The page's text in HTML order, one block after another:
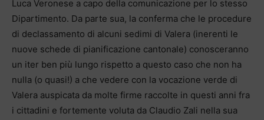
Luca Veronese a capo della comunicazione per lo stesso
Dipartimento. Da parte sua, la conferma che le procedure
di declassamento di alcuni sedimi di Valera (inerenti le
nuove schede di pianificazione cantonale) conosceranno
un iter ben più lungo rispetto a questo caso che non ha
nulla (o quasi!) a che vedere con la vocazione verde di
Valera auspicata da molte firme raccolte in questi anni fra
i cittadini e fortemente voluta da Claudio Zali nella sua